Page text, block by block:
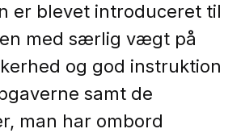
er blevet introduceret til
med særlig vægt på
og god instruktion
samt de
man har ombord